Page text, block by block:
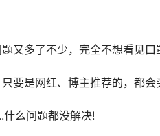
又多了不少，完全不想看见口
要是网红、博主推荐的，都会
么问题都没解决!